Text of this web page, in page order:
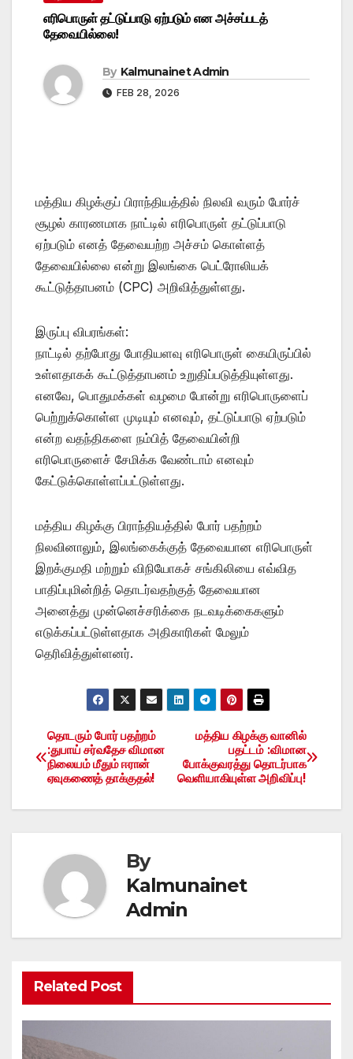
எரிபொருள் தட்டுப்பாடு ஏற்படும் என அச்சப்படத்
தேவையில்லை!
By Kalmunainet Admin
FEB 28, 2026
மத்திய கிழக்குப் பிராந்தியத்தில் நிலவி வரும் போர்ச்
சூழல் காரணமாக நாட்டில் எரிபொருள் தட்டுப்பாடு
ஏற்படும் எனத் தேவையற்ற அச்சம் கொள்ளத்
தேவையில்லை என்று இலங்கை பெட்ரோலியக்
கூட்டுத்தாபனம் (CPC) அறிவித்துள்ளது.
இருப்பு விபரங்கள்:
நாட்டில் தற்போது போதியளவு எரிபொருள் கையிருப்பில்
உள்ளதாகக் கூட்டுத்தாபனம் உறுதிப்படுத்தியுள்ளது.
எனவே, பொதுமக்கள் வழமை போன்று எரிபொருளைப்
பெற்றுக்கொள்ள முடியும் எனவும், தட்டுப்பாடு ஏற்படும்
என்ற வதந்திகளை நம்பித் தேவையின்றி
எரிபொருளைச் சேமிக்க வேண்டாம் எனவும்
கேட்டுக்கொள்ளப்பட்டுள்ளது.
மத்திய கிழக்கு பிராந்தியத்தில் போர் பதற்றம்
நிலவினாலும், இலங்கைக்குத் தேவையான எரிபொருள்
இறக்குமதி மற்றும் விநியோகச் சங்கிலியை எவ்வித
பாதிப்புமின்றித் தொடர்வதற்குத் தேவையான
அனைத்து முன்னெச்சரிக்கை நடவடிக்கைகளும்
எடுக்கப்பட்டுள்ளதாக அதிகாரிகள் மேலும்
தெரிவித்துள்ளனர்.
Post
navigation
மத்திய கிழக்கு வானில்
பதட்டம் :விமான
போக்குவரத்து தொடர்பாக
வெளியாகியுள்ள அறிவிப்பு!
தொடரும் போர் பதற்றம்
:துபாய் சர்வதேச விமான
நிலையம் மீதும் ஈரான்
ஏவுகணைத் தாக்குதல்!
By
Kalmunainet
Admin
Related Post